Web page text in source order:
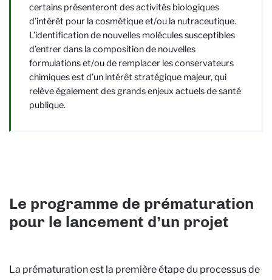
certains présenteront des activités biologiques
d’intérêt pour la cosmétique et/ou la nutraceutique.
L’identification de nouvelles molécules susceptibles
d’entrer dans la composition de nouvelles
formulations et/ou de remplacer les conservateurs
chimiques est d’un intérêt stratégique majeur, qui
relève également des grands enjeux actuels de santé
publique.
Le programme de prématuration
pour le lancement d’un projet
La prématuration est la première étape du processus de